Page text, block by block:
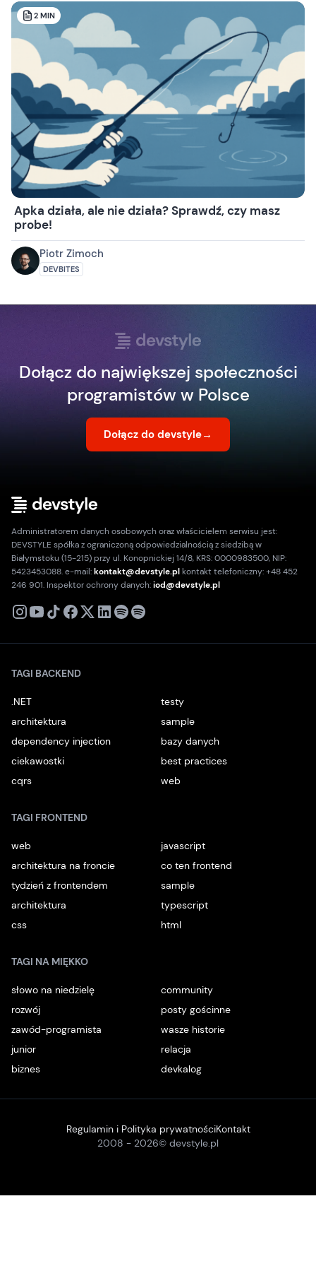
2 MIN
Apka działa, ale nie działa? Sprawdź, czy masz
probe!
Piotr Zimoch
DEVBITES
Dołącz do największej społeczności
programistów w Polsce
Dołącz do devstyle→
Administratorem danych osobowych oraz właścicielem serwisu jest:
DEVSTYLE spółka z ograniczoną odpowiedzialnością z siedzibą w
Białymstoku (15-215) przy ul. Konopnickiej 14/8, KRS: 0000983500, NIP:
5423453088. e-mail:kontakt@devstyle.plkontakt telefoniczny: +48 452
246 901. Inspektor ochrony danych:iod@devstyle.pl
X
TAGI BACKEND
.NET
testy
architektura
sample
dependency injection
bazy danych
ciekawostki
best practices
cqrs
web
TAGI FRONTEND
web
javascript
architektura na froncie
co ten frontend
tydzień z frontendem
sample
architektura
typescript
css
html
TAGI NA MIĘKKO
słowo na niedzielę
community
rozwój
posty gościnne
zawód-programista
wasze historie
junior
relacja
biznes
devkalog
2008 - 2026© devstyle.pl
Regulamin i Polityka prywatnościKontakt